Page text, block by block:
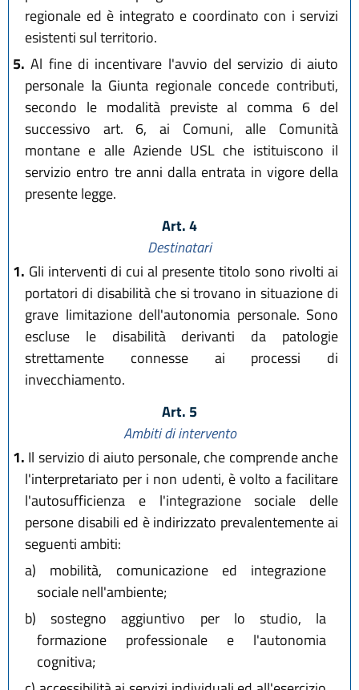
regionale ed è integrato e coordinato con i servizi
esistenti sul territorio.
5. Al fine di incentivare l'avvio del servizio di aiuto
personale la Giunta regionale concede contributi,
secondo le modalità previste al comma 6 del
successivo art. 6, ai Comuni, alle Comunità
montane e alle Aziende USL che istituiscono il
servizio entro tre anni dalla entrata in vigore della
presente legge.
Art. 4
Destinatari
1. Gli interventi di cui al presente titolo sono rivolti ai
portatori di disabilità che si trovano in situazione di
grave limitazione dell'autonomia personale. Sono
escluse le disabilità derivanti da patologie
strettamente connesse ai processi di
invecchiamento.
Art. 5
Ambiti di intervento
1. Il servizio di aiuto personale, che comprende anche
l'interpretariato per i non udenti, è volto a facilitare
l'autosufficienza e l'integrazione sociale delle
persone disabili ed è indirizzato prevalentemente ai
seguenti ambiti:
a) mobilità, comunicazione ed integrazione
sociale nell'ambiente;
b) sostegno aggiuntivo per lo studio, la
formazione professionale e l'autonomia
cognitiva;